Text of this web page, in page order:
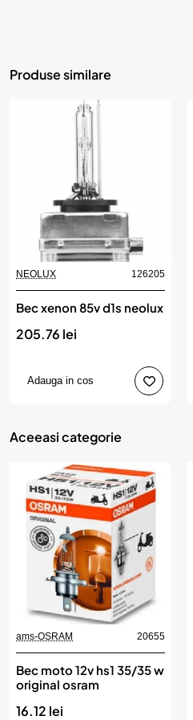
Produse similare
NEOLUX 126205
Bec xenon 85v d1s neolux
205.76 lei
Adauga in cos
Aceeasi categorie
ams-OSRAM 20655
Bec moto 12v hs1 35/35 w
original osram
16.12 lei